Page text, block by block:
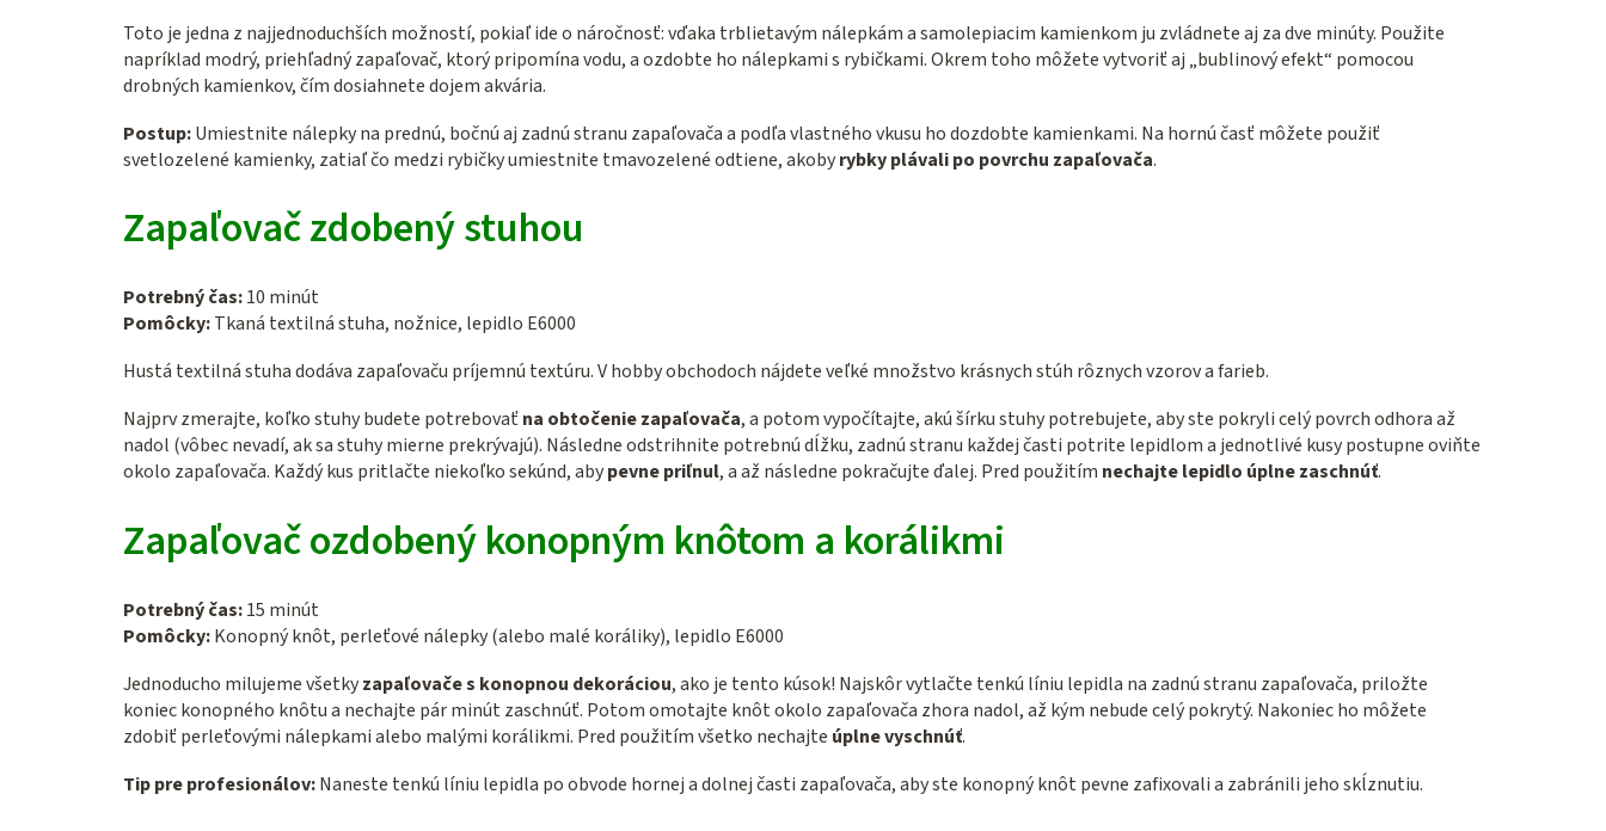
Toto je jedna z najjednoduchších možností, pokiaľ ide o náročnosť: vďaka trblietavým nálepkám a samolepiacim kamienkom ju zvládnete aj za dve minúty. Použite
napríklad modrý, priehľadný zapaľovač, ktorý pripomína vodu, a ozdobte ho nálepkami s rybičkami. Okrem toho môžete vytvoriť aj „bublinový efekt“ pomocou
drobných kamienkov, čím dosiahnete dojem akvária.
Postup:Umiestnite nálepky na prednú, bočnú aj zadnú stranu zapaľovača a podľa vlastného vkusu ho dozdobte kamienkami. Na hornú časť môžete použiť
svetlozelené kamienky, zatiaľ čo medzi rybičky umiestnite tmavozelené odtiene, akobyrybky plávali po povrchu zapaľovača.
Zapaľovač zdobený stuhou
Potrebný čas:10 minút
Pomôcky:Tkaná textilná stuha, nožnice, lepidlo E6000
Hustá textilná stuha dodáva zapaľovaču príjemnú textúru. V hobby obchodoch nájdete veľké množstvo krásnych stúh rôznych vzorov a farieb.
Najprv zmerajte, koľko stuhy budete potrebovaťna obtočenie zapaľovača, a potom vypočítajte, akú šírku stuhy potrebujete, aby ste pokryli celý povrch odhora až
nadol (vôbec nevadí, ak sa stuhy mierne prekrývajú). Následne odstrihnite potrebnú dĺžku, zadnú stranu každej časti potrite lepidlom a jednotlivé kusy postupne oviňte
okolo zapaľovača. Každý kus pritlačte niekoľko sekúnd, abypevne priľnul, a až následne pokračujte ďalej. Pred použitím nechajte lepidlo úplne zaschnúť.
Zapaľovač ozdobený konopným knôtom a korálikmi
Potrebný čas:15 minút
Pomôcky:Konopný knôt, perleťové nálepky (alebo malé koráliky), lepidlo E6000
Jednoducho milujeme všetkyzapaľovače s konopnou dekoráciou, ako je tento kúsok! Najskôr vytlačte tenkú líniu lepidla na zadnú stranu zapaľovača, priložte
koniec konopného knôtu a nechajte pár minút zaschnúť. Potom omotajte knôt okolo zapaľovača zhora nadol, až kým nebude celý pokrytý. Nakoniec ho môžete
zdobiť perleťovými nálepkami alebo malými korálikmi. Pred použitím všetko nechajte úplne vyschnúť.
Tip pre profesionálov:Naneste tenkú líniu lepidla po obvode hornej a dolnej časti zapaľovača, aby ste konopný knôt pevne zafixovali a zabránili jeho skĺznutiu.